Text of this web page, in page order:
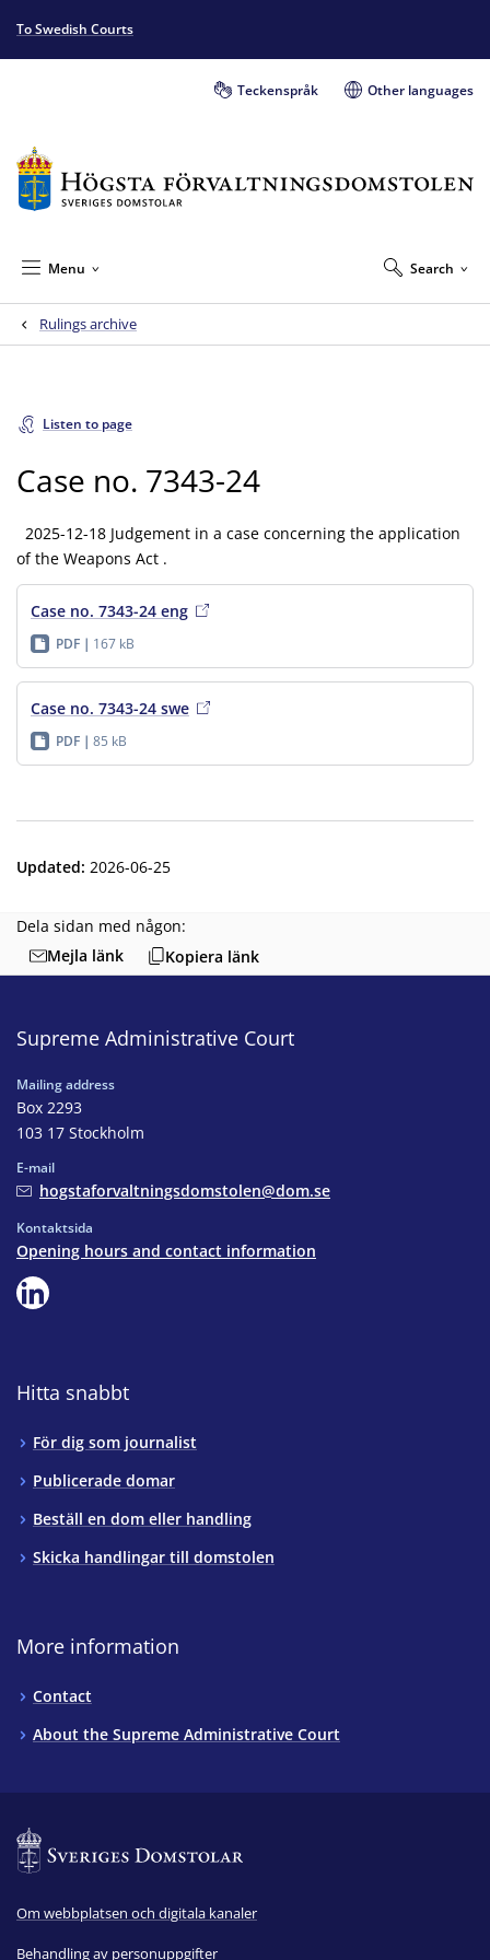
To Swedish Courts
Teckenspråk Other languages
Search
Menu
Rulings archive
Listen to page
Case no. 7343-24
2025-12-18 Judgement in a case concerning the application
of the Weapons Act .
Case no. 7343-24 eng
PDF 167 kB
Case no. 7343-24 swe
PDF 85 kB
Updated: 2026-06-25
Dela sidan med någon:
Mejla länk
Kopiera länk
Supreme Administrative Court
Mailing address
Box 2293
103 17 Stockholm
E-mail
hogstaforvaltningsdomstolen@dom.se
Kontaktsida
Opening hours and contact information
Hitta snabbt
För dig som journalist
Publicerade domar
Beställ en dom eller handling
Skicka handlingar till domstolen
More information
Contact
About the Supreme Administrative Court
Om webbplatsen och digitala kanaler
Behandling av personuppgifter